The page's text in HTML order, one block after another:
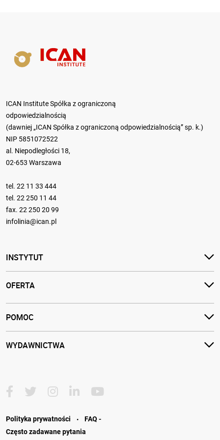
ICAN Institute Spółka z ograniczoną
odpowiedzialnością
(dawniej „ICAN Spółka z ograniczoną odpowiedzialnością” sp. k.)
NIP 5851072522
al. Niepodległości 18,
02-653 Warszawa
tel. 22 11 33 444
tel. 22 250 11 44
fax. 22 250 20 99
infolinia@ican.pl
INSTYTUT
OFERTA
POMOC
WYDAWNICTWA
Polityka prywatności ·
FAQ -
Często zadawane pytania